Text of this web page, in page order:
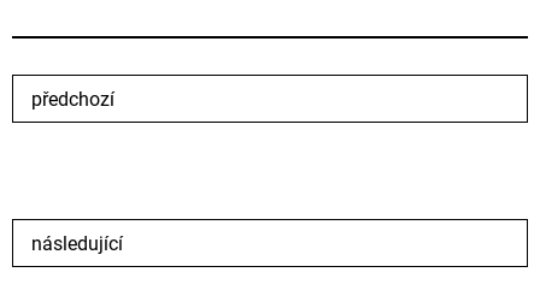
předchozí
následující